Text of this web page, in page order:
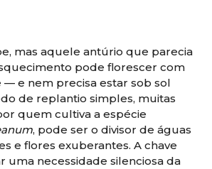
mas aquele antúrio que parecia
pode florescer com
— e nem precisa estar sob sol
de replantio simples, muitas
quem cultiva a espécie
, pode ser o divisor de águas
e flores exuberantes. A chave
uma necessidade silenciosa da